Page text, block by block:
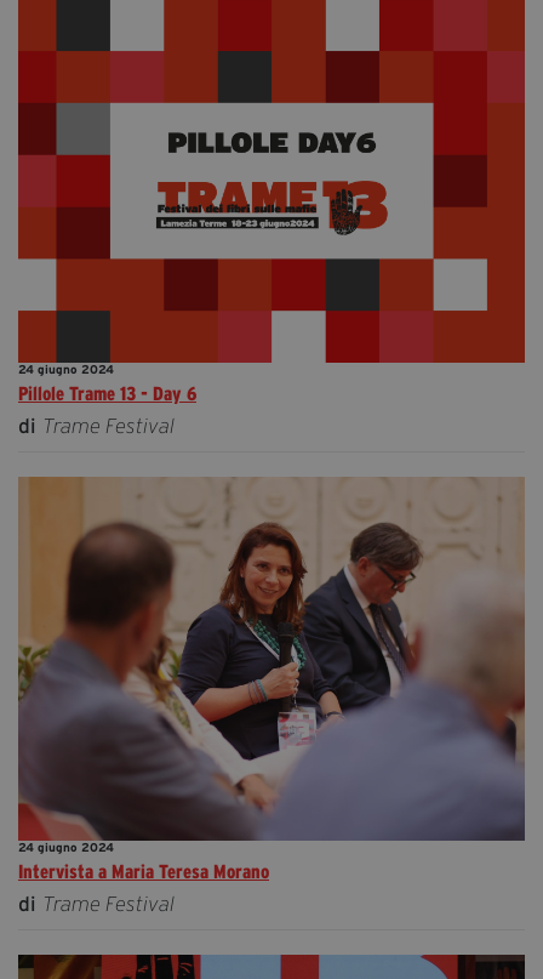
24 giugno 2024
Pillole Trame 13 - Day 6
di Trame Festival
24 giugno 2024
Intervista a Maria Teresa Morano
di Trame Festival